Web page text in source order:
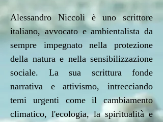
Alessandro Niccoli è uno scrittore
italiano, avvocato e ambientalista da
sempre impegnato nella protezione
della natura e nella sensibilizzazione
sociale. La sua scrittura fonde
narrativa e attivismo, intrecciando
temi urgenti come il cambiamento
climatico, l'ecologia, la spiritualità e